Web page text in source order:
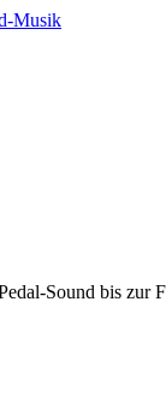
Musik
Sound bis zur